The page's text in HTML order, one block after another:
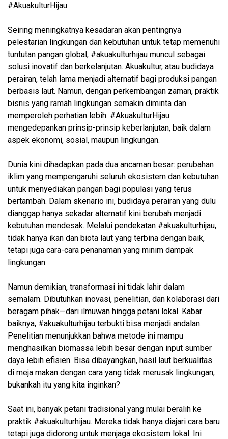
#AkuakulturHijau
Seiring meningkatnya kesadaran akan pentingnya
pelestarian lingkungan dan kebutuhan untuk tetap memenuhi
tuntutan pangan global, #akuakulturhijau muncul sebagai
solusi inovatif dan berkelanjutan. Akuakultur, atau budidaya
perairan, telah lama menjadi alternatif bagi produksi pangan
berbasis laut. Namun, dengan perkembangan zaman, praktik
bisnis yang ramah lingkungan semakin diminta dan
memperoleh perhatian lebih. #AkuakulturHijau
mengedepankan prinsip-prinsip keberlanjutan, baik dalam
aspek ekonomi, sosial, maupun lingkungan.
Dunia kini dihadapkan pada dua ancaman besar: perubahan
iklim yang mempengaruhi seluruh ekosistem dan kebutuhan
untuk menyediakan pangan bagi populasi yang terus
bertambah. Dalam skenario ini, budidaya perairan yang dulu
dianggap hanya sekadar alternatif kini berubah menjadi
kebutuhan mendesak. Melalui pendekatan #akuakulturhijau,
tidak hanya ikan dan biota laut yang terbina dengan baik,
tetapi juga cara-cara penanaman yang minim dampak
lingkungan.
Namun demikian, transformasi ini tidak lahir dalam
semalam. Dibutuhkan inovasi, penelitian, dan kolaborasi dari
beragam pihak—dari ilmuwan hingga petani lokal. Kabar
baiknya, #akuakulturhijau terbukti bisa menjadi andalan.
Penelitian menunjukkan bahwa metode ini mampu
menghasilkan biomassa lebih besar dengan input sumber
daya lebih efisien. Bisa dibayangkan, hasil laut berkualitas
di meja makan dengan cara yang tidak merusak lingkungan,
bukankah itu yang kita inginkan?
Saat ini, banyak petani tradisional yang mulai beralih ke
praktik #akuakulturhijau. Mereka tidak hanya diajari cara baru
tetapi juga didorong untuk menjaga ekosistem lokal. Ini